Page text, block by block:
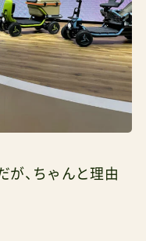
が、ちゃんと理由